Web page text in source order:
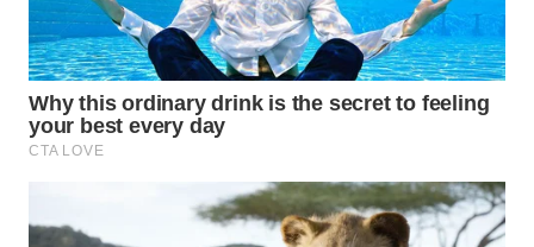
SUMEDANG
WN
CIANJUR
SERIBU